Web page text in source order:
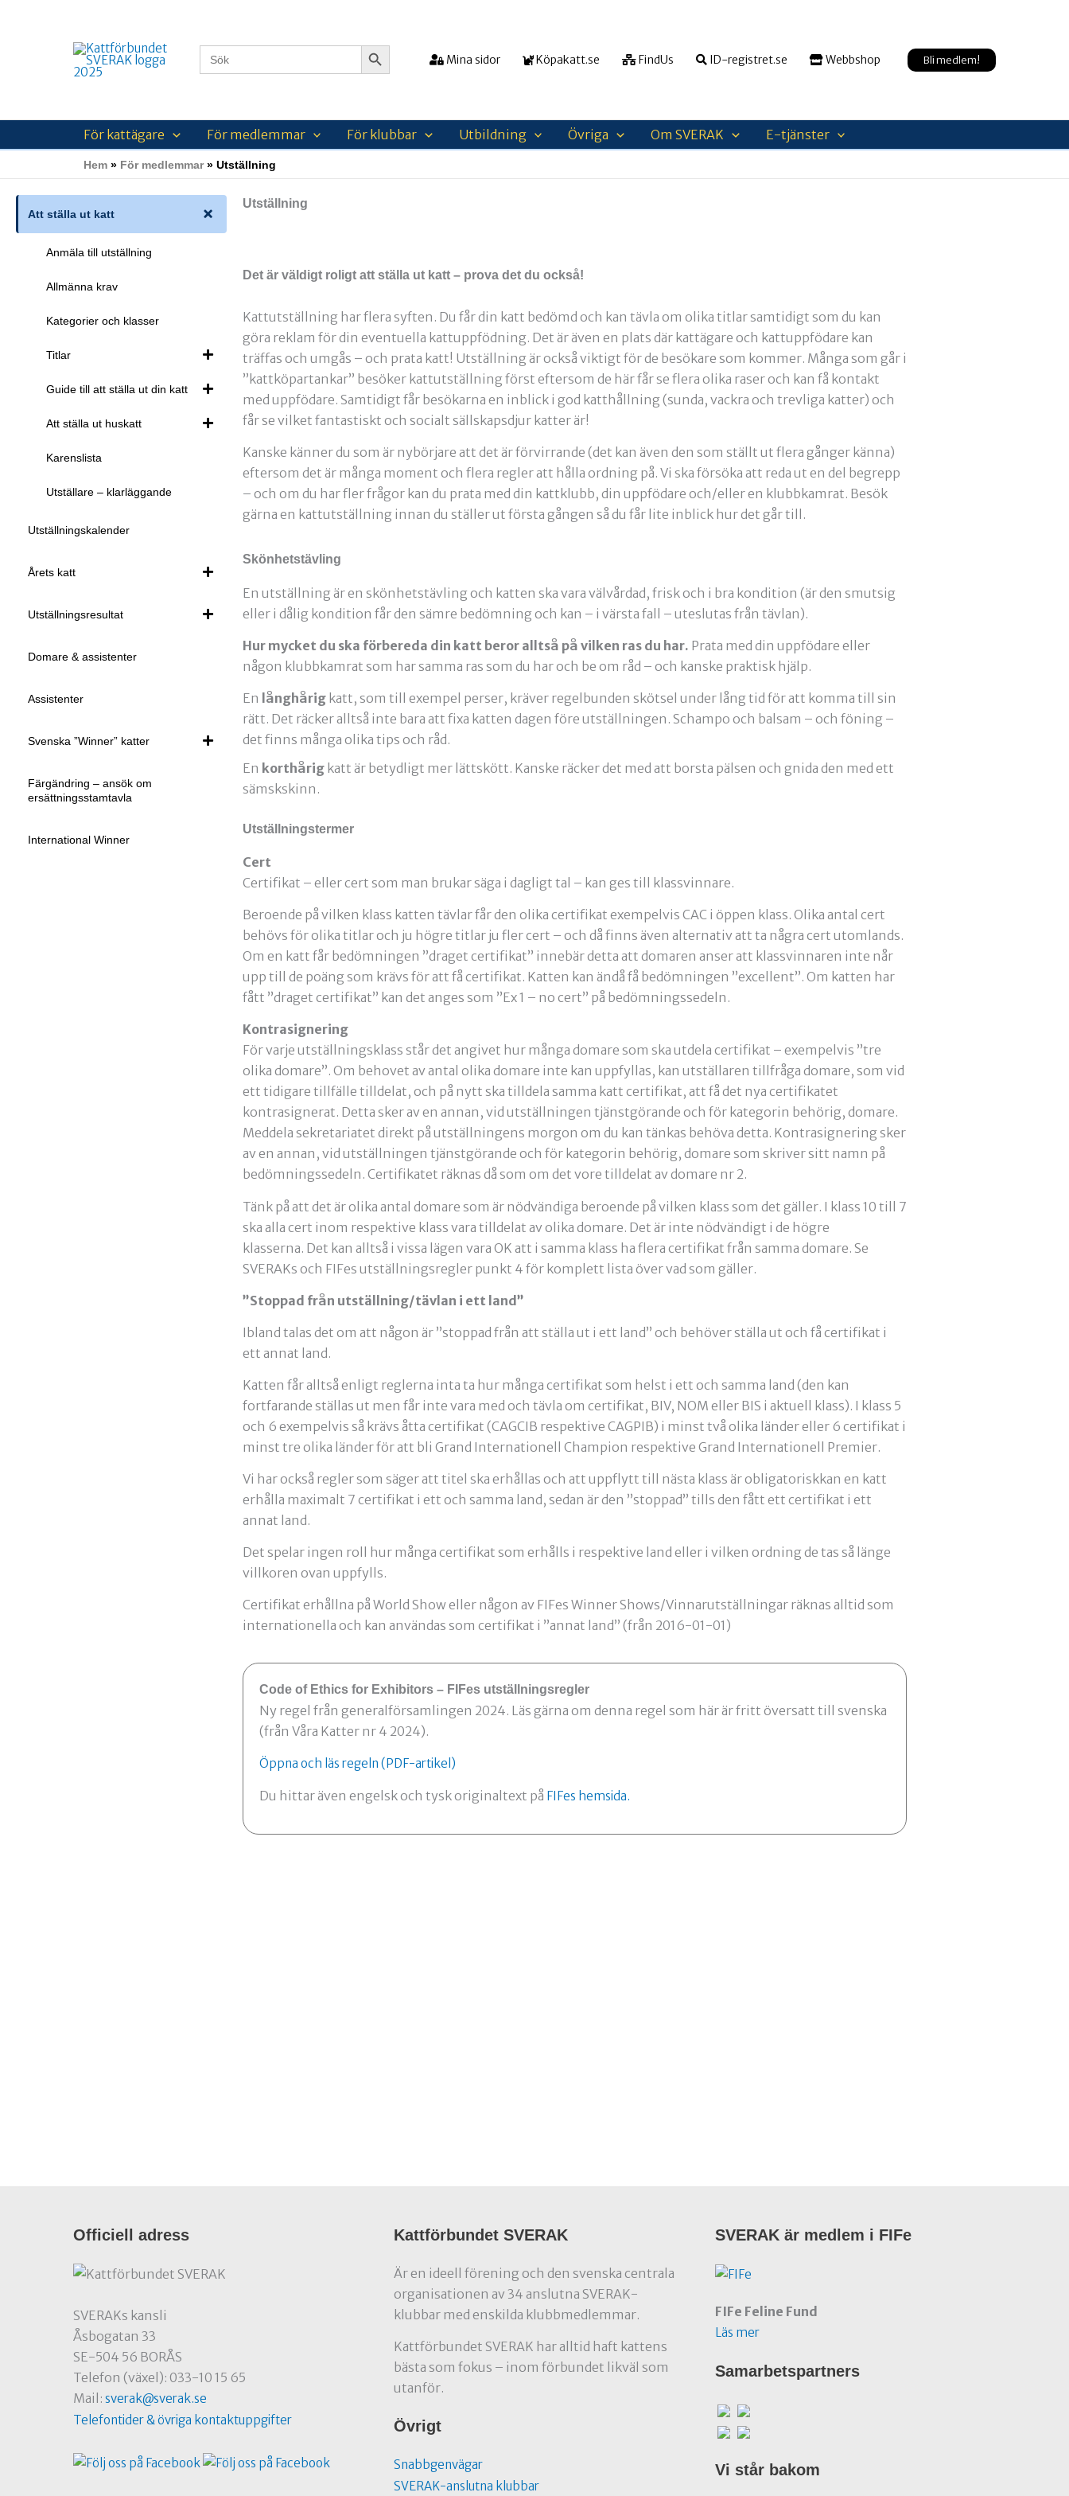
Sök
efter:
Sökknapp
Mina sidor
Köpakatt.se FindUs ID-registret.se Webbshop Bli medlem!
För kattägare För medlemmar För klubbar Utbildning Övriga Om SVERAK E-tjänster
Hem För medlemmar Utställning
Att ställa ut katt
Anmäla till utställning
Allmänna krav
Kategorier och klasser
Titlar
Guide till att ställa ut din katt
Att ställa ut huskatt
Karenslista
Utställare – klarläggande
Utställningskalender
Årets katt
Utställningsresultat
Domare & assistenter
Assistenter
Svenska ”Winner” katter
Färgändring – ansök om
ersättningsstamtavla
International Winner
Utställning
Det är väldigt roligt att ställa ut katt – prova det du också!
Kattutställning har flera syften. Du får din katt bedömd och kan tävla om olika titlar samtidigt som du kan
göra reklam för din eventuella kattuppfödning. Det är även en plats där kattägare och kattuppfödare kan
träffas och umgås – och prata katt! Utställning är också viktigt för de besökare som kommer. Många som går i
”kattköpartankar” besöker kattutställning först eftersom de här får se flera olika raser och kan få kontakt
med uppfödare. Samtidigt får besökarna en inblick i god katthållning (sunda, vackra och trevliga katter) och
får se vilket fantastiskt och socialt sällskapsdjur katter är!
Kanske känner du som är nybörjare att det är förvirrande (det kan även den som ställt ut flera gånger känna)
eftersom det är många moment och flera regler att hålla ordning på. Vi ska försöka att reda ut en del begrepp
– och om du har fler frågor kan du prata med din kattklubb, din uppfödare och/eller en klubbkamrat. Besök
gärna en kattutställning innan du ställer ut första gången så du får lite inblick hur det går till.
Skönhetstävling
En utställning är en skönhetstävling och katten ska vara välvårdad, frisk och i bra kondition (är den smutsig
eller i dålig kondition får den sämre bedömning och kan – i värsta fall – uteslutas från tävlan).
Hur mycket du ska förbereda din katt beror alltså på vilken ras du har. Prata med din uppfödare eller
någon klubbkamrat som har samma ras som du har och be om råd – och kanske praktisk hjälp.
En långhårig katt, som till exempel perser, kräver regelbunden skötsel under lång tid för att komma till sin
rätt. Det räcker alltså inte bara att fixa katten dagen före utställningen. Schampo och balsam – och föning –
det finns många olika tips och råd.
En korthårig katt är betydligt mer lättskött. Kanske räcker det med att borsta pälsen och gnida den med ett
sämskskinn.
Utställningstermer
Cert
Certifikat – eller cert som man brukar säga i dagligt tal – kan ges till klassvinnare.
Beroende på vilken klass katten tävlar får den olika certifikat exempelvis CAC i öppen klass. Olika antal cert
behövs för olika titlar och ju högre titlar ju fler cert – och då finns även alternativ att ta några cert utomlands.
Om en katt får bedömningen ”draget certifikat” innebär detta att domaren anser att klassvinnaren inte når
upp till de poäng som krävs för att få certifikat. Katten kan ändå få bedömningen ”excellent”. Om katten har
fått ”draget certifikat” kan det anges som ”Ex 1 – no cert” på bedömningssedeln.
Kontrasignering
För varje utställningsklass står det angivet hur många domare som ska utdela certifikat – exempelvis ”tre
olika domare”. Om behovet av antal olika domare inte kan uppfyllas, kan utställaren tillfråga domare, som vid
ett tidigare tillfälle tilldelat, och på nytt ska tilldela samma katt certifikat, att få det nya certifikatet
kontrasignerat. Detta sker av en annan, vid utställningen tjänstgörande och för kategorin behörig, domare.
Meddela sekretariatet direkt på utställningens morgon om du kan tänkas behöva detta. Kontrasignering sker
av en annan, vid utställningen tjänstgörande och för kategorin behörig, domare som skriver sitt namn på
bedömningssedeln. Certifikatet räknas då som om det vore tilldelat av domare nr 2.
Tänk på att det är olika antal domare som är nödvändiga beroende på vilken klass som det gäller. I klass 10 till 7
ska alla cert inom respektive klass vara tilldelat av olika domare. Det är inte nödvändigt i de högre
klasserna. Det kan alltså i vissa lägen vara OK att i samma klass ha flera certifikat från samma domare. Se
SVERAKs och FIFes utställningsregler punkt 4 för komplett lista över vad som gäller.
”Stoppad från utställning/tävlan i ett land”
Ibland talas det om att någon är ”stoppad från att ställa ut i ett land” och behöver ställa ut och få certifikat i
ett annat land.
Katten får alltså enligt reglerna inta ta hur många certifikat som helst i ett och samma land (den kan
fortfarande ställas ut men får inte vara med och tävla om certifikat, BIV, NOM eller BIS i aktuell klass). I klass 5
och 6 exempelvis så krävs åtta certifikat (CAGCIB respektive CAGPIB) i minst två olika länder eller 6 certifikat i
minst tre olika länder för att bli Grand Internationell Champion respektive Grand Internationell Premier.
Vi har också regler som säger att titel ska erhållas och att uppflytt till nästa klass är obligatoriskkan en katt
erhålla maximalt 7 certifikat i ett och samma land, sedan är den ”stoppad” tills den fått ett certifikat i ett
annat land.
Det spelar ingen roll hur många certifikat som erhålls i respektive land eller i vilken ordning de tas så länge
villkoren ovan uppfylls.
Certifikat erhållna på World Show eller någon av FIFes Winner Shows/Vinnarutställningar räknas alltid som
internationella och kan användas som certifikat i ”annat land” (från 2016-01-01)
Code of Ethics for Exhibitors – FIFes utställningsregler
Ny regel från generalförsamlingen 2024. Läs gärna om denna regel som här är fritt översatt till svenska
(från Våra Katter nr 4 2024).
Öppna och läs regeln (PDF-artikel)
Du hittar även engelsk och tysk originaltext på FIFes hemsida.
Officiell adress
SVERAKs kansli
Åsbogatan 33
SE-504 56 BORÅS
Telefon (växel): 033-10 15 65
Mail: sverak@sverak.se
Telefontider & övriga kontaktuppgifter
Kattförbundet SVERAK
Är en ideell förening och den svenska centrala
organisationen av 34 anslutna SVERAK-
klubbar med enskilda klubbmedlemmar.
Kattförbundet SVERAK har alltid haft kattens
bästa som fokus – inom förbundet likväl som
utanför.
Övrigt
Snabbgenvägar
SVERAK-anslutna klubbar
SVERAK är medlem i FIFe
FIFe Feline Fund
Läs mer
Samarbetspartners
Vi står bakom